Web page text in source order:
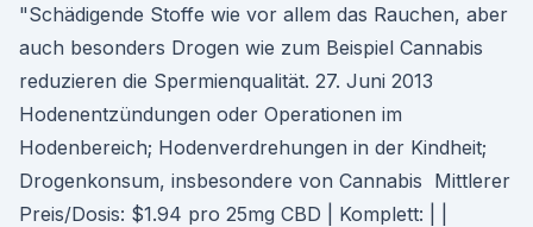
"Schädigende Stoffe wie vor allem das Rauchen, aber
auch besonders Drogen wie zum Beispiel Cannabis
reduzieren die Spermienqualität. 27. Juni 2013
Hodenentzündungen oder Operationen im
Hodenbereich; Hodenverdrehungen in der Kindheit;
Drogenkonsum, insbesondere von Cannabis Mittlerer
Preis/Dosis: $1.94 pro 25mg CBD | Komplett: | |